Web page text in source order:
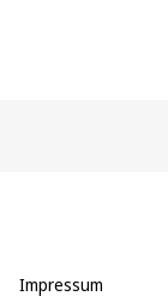
Impressum